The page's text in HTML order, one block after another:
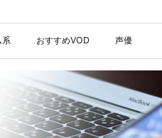
系 おすすめVOD 声優